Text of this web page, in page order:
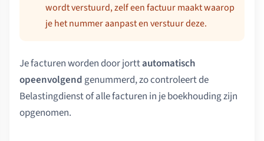
wordt verstuurd, zelf een factuur maakt waarop
je het nummer aanpast en verstuur deze.
Je facturen worden door jorttautomatisch
opeenvolgend genummerd, zo controleert de
Belastingdienst of alle facturen in je boekhouding zijn
opgenomen.